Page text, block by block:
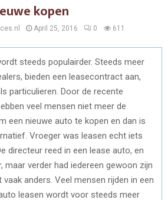
kopen
April 25, 2016 0 611
steeds populairder. Steeds meer
bieden een leasecontract aan,
particulieren. Door de recente
veel mensen niet meer de
een nieuwe auto te kopen en dan is
Vroeger was leasen echt iets
directeur reed in een lease auto, en
maar verder had iedereen gewoon zijn
vaak anders. Veel mensen rijden in een
leasen wordt voor steeds meer